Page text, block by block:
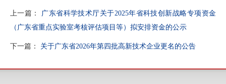
上一篇： 广东省科学技术厅关于2025年省科技创新战略专项资金
（广东省重点实验室考核评估项目等）拟安排资金的公示
下一篇： 关于广东省2026年第四批高新技术企业更名的公告